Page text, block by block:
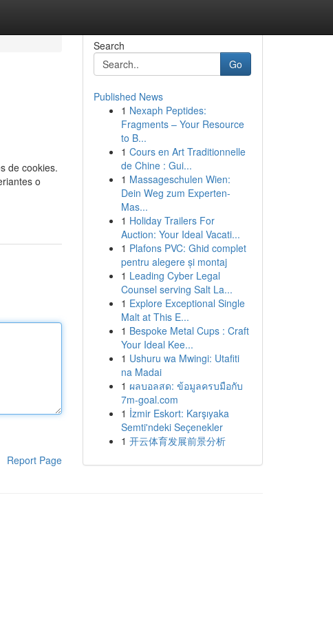
de cookies.
o
Report Page
Search
Go
Published News
1 Nexaph Peptides:
Fragments – Your Resource
to B...
1 Cours en Art Traditionnelle
de Chine : Gui...
1 Massageschulen Wien:
Dein Weg zum Experten-
Mas...
1 Holiday Trailers For
Auction: Your Ideal Vacati...
1 Plafons PVC: Ghid complet
pentru alegere și montaj
1 Leading Cyber Legal
Counsel serving Salt La...
1 Explore Exceptional Single
Malt at This E...
1 Bespoke Metal Cups : Craft
Your Ideal Kee...
1 Ushuru wa Mwingi: Utafiti
na Madai
1 ผลบอลสด: ข้อมูลครบมือกับ
7m-goal.com
1 İzmir Eskort: Karşıyaka
Semti'ndeki Seçenekler
1 开云体育发展前景分析